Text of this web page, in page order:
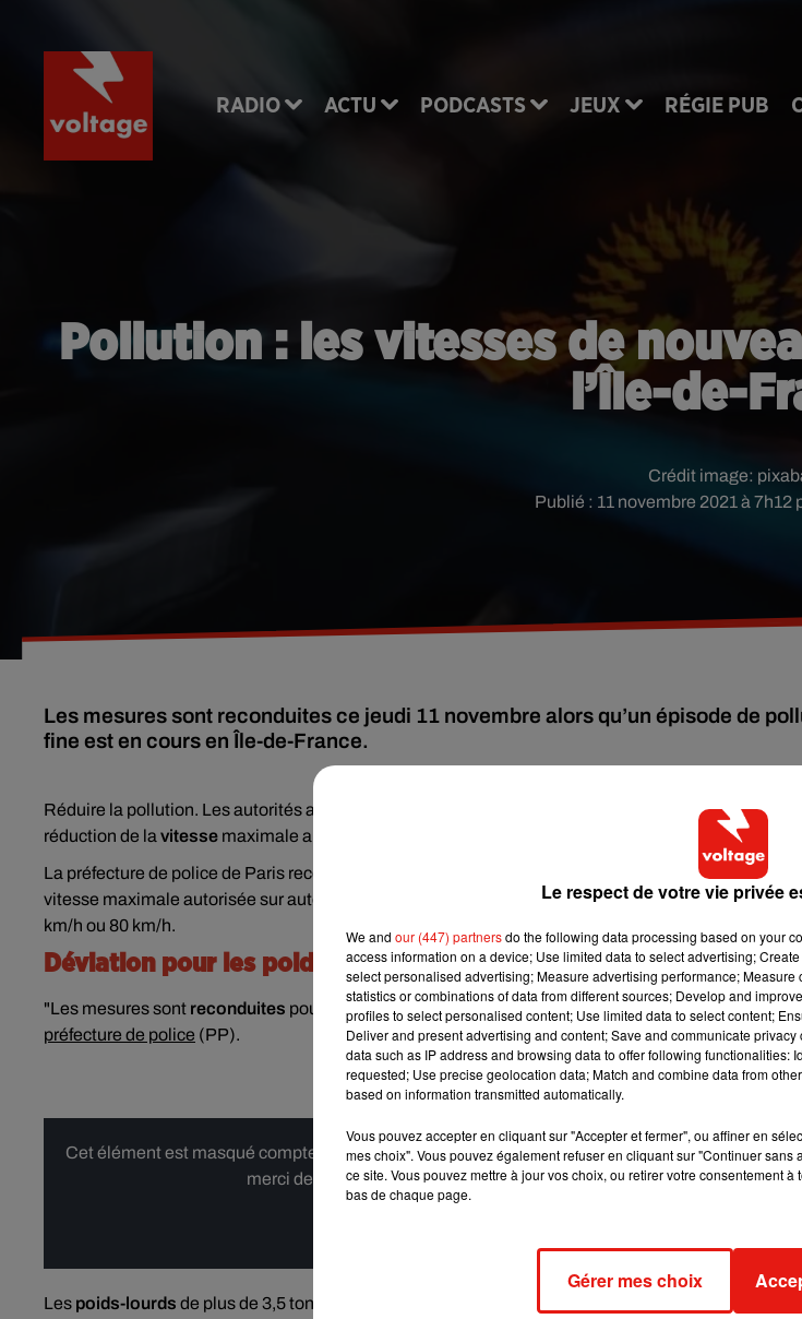
RADIO ACTU PODCASTS JEUX RÉGIE PUB
Pollution : les vitesses de
l’Île-de-
Publié : 11 novembre 2021 à 7h12
Crédit image:
Les mesures sont reconduites ce jeudi 11 novembre alors qu’un épisode de
fine est en cours en Île-de-France.
Réduire la pollution. Les autorités administratives ont décidé
du chauffage individuel
réduction de la vitesse maximale autorisée.
La préfecture de police de Paris reconduit donc les mesures de réduction de 20 km/h de la vitesse
vitesse maximale autorisée sur autoroutes, 90 km/h sur les routes limitées à 110 km/h et 70 km/h
km/h ou 80 km/h.
Déviation pour les poids-lourds
"Les mesures sont reconduites pour la journée du 11 novembre de 5h30 à 23h59", a indiqué
préfecture de police (PP).
Cet élément est masqué compte-tenu du refus du dépôt de cookies que vous avez exprimé. Si
merci de nous donner votre accord en cliquant sur le bouton ci-dessous.
Les poids-lourds de plus de 3,5 tonnes doivent, eux, obligatoirement contourner la zone par la
Le respect de votre vie privée
We and our (447) partnersdo the following data processing based on your
access information on a device; Use limited data to select advertising;
select personalised advertising; Measure advertising performance;
statistics or combinations of data from different sources; Develop and
profiles to select personalised content; Use limited data to select content;
Deliver and present advertising and content; Save and communicate
data such as IP address and browsing data to offer following functionalities:
requested; Use precise geolocation data; Match and combine data from
based on information transmitted automatically.
Vous pouvez accepter en cliquant sur "Accepter et fermer", ou affiner en
mes choix". Vous pouvez également refuser en cliquant sur "Continuer
ce site. Vous pouvez mettre à jour vos choix, ou retirer votre consentement
bas de chaque page.
Gérer mes choix